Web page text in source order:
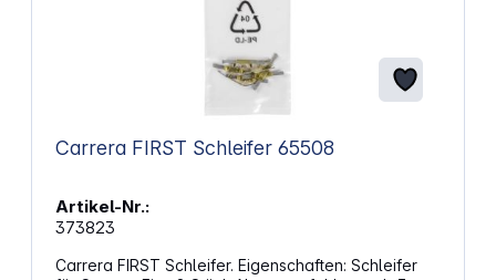
Carrera FIRST Schleifer 65508
Artikel-Nr.:
373823
Carrera FIRST Schleifer. Eigenschaften: Schleifer